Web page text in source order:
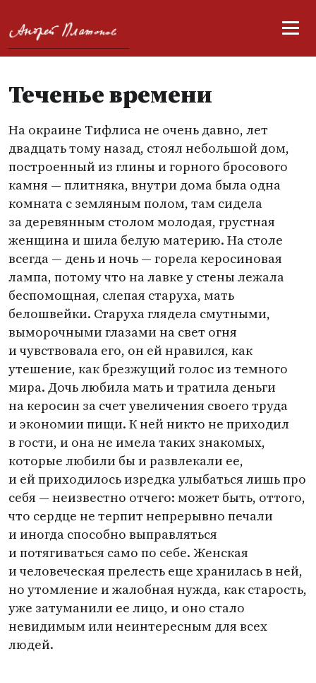
Теченье времени
На окраине Тифлиса не очень давно, лет
двадцать тому назад, стоял небольшой дом,
построенный из глины и горного бросового
камня — плитняка, внутри дома была одна
комната с земляным полом, там сидела
за деревянным столом молодая, грустная
женщина и шила белую материю. На столе
всегда — день и ночь — горела керосиновая
лампа, потому что на лавке у стены лежала
беспомощная, слепая старуха, мать
белошвейки. Старуха глядела смутными,
выморочными глазами на свет огня
и чувствовала его, он ей нравился, как
утешение, как брезжущий голос из темного
мира. Дочь любила мать и тратила деньги
на керосин за счет увеличения своего труда
и экономии пищи. К ней никто не приходил
в гости, и она не имела таких знакомых,
которые любили бы и развлекали ее,
и ей приходилось изредка улыбаться лишь про
себя — неизвестно отчего: может быть, оттого,
что сердце не терпит непрерывно печали
и иногда способно выправляться
и потягиваться само по себе. Женская
и человеческая прелесть еще хранилась в ней,
но утомление и жалобная нужда, как старость,
уже затуманили ее лицо, и оно стало
невидимым или неинтересным для всех
людей.